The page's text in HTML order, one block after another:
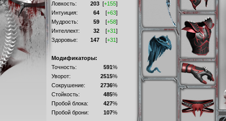
Ловкость:
203 [+155]
Интуиция:
64 [+63]
Мудрость:
59 [+58]
Интеллект:
32 [+31]
Здоровье:
147 [+31]
Модификаторы:
Точность:
591%
Уворот:
2515%
Сокрушение:
2736%
Стойкость:
485%
Пробой блока:
427%
Пробой брони:
107%